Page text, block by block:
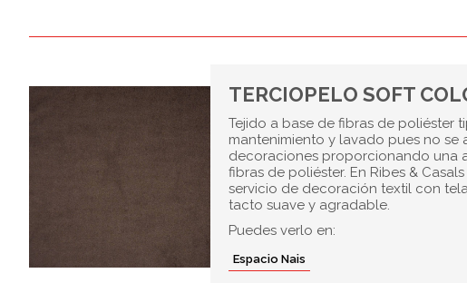
TERCIOPELO SOFT
Tejido a base de fibras de poliéster
mantenimiento y lavado pues no
decoraciones proporcionando una
fibras de poliéster. En Ribes &
servicio de decoración textil con
tacto suave y agradable.
Puedes verlo en:
Espacio Nais